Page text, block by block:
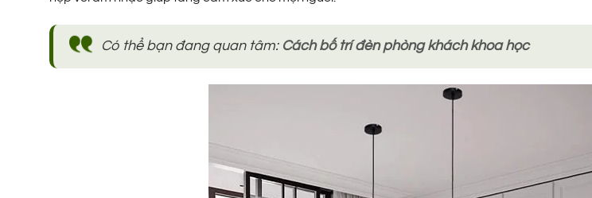
Có thể bạn đang quan tâm: Cách bố trí đèn phòng khách khoa học